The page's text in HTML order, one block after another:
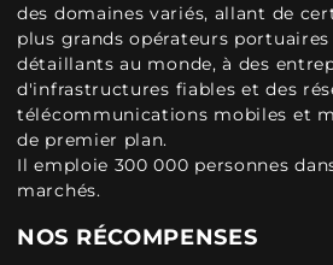
des domaines variés, allant de
plus grands opérateurs portuaires
détaillants au monde, à des
d'infrastructures fiables et des
télécommunications mobiles et
de premier plan.
Il emploie 300 000 personnes
marchés.
NOS RÉCOMPENSES